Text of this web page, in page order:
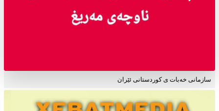
سازمانی خەبات ی کوردستانی ئێران